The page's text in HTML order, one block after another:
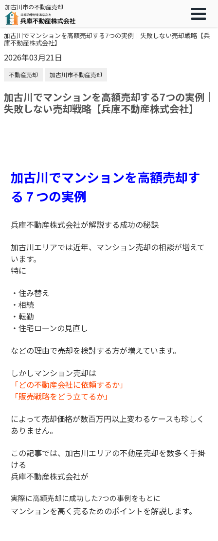
加古川市の不動産売却
加古川でマンションを高額売却する7つの実例｜失敗しない売却戦略【兵
庫不動産株式会社】
2026年03月21日
不動産売却 加古川市不動産売却
加古川でマンションを高額売却する7つの実例｜
失敗しない売却戦略【兵庫不動産株式会社】
加古川でマンションを高額売却す
る ７ つの実例
兵庫不動産株式会社が解説する成功の秘訣
加古川エリアでは近年、マンション売却の相談が増えて
います。
特に
・住み替え
・相続
・転勤
・住宅ローンの見直し
などの理由で売却を検討する方が増えています。
しかしマンション売却は
「どの不動産会社に依頼するか」
「販売戦略をどう立てるか」
によって売却価格が数百万円以上変わるケースも珍しく
ありません。
この記事では、加古川エリアの不動産売却を数多く手掛
ける
兵庫不動産株式会社が
実際に高額売却に成功した7つの事例をもとに
マンションを高く売るためのポイントを解説します。